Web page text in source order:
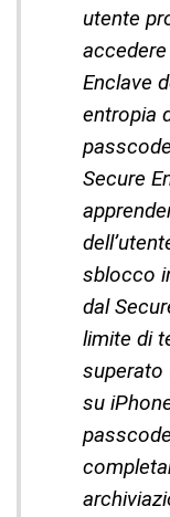
utente
accedere
Enclave
entropia
Secure
sblocco
dal
limite di
superato
su